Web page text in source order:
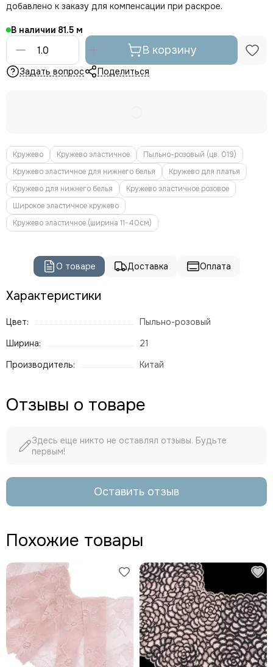
добавлено к заказу для компенсации при раскрое.
В наличии 81.5
В корзину
Задать вопрос Поделиться
Кружево Кружево эластичное
Пыльно-розовый (цв. 019)
Кружево эластичное для нижнего белья
Кружево для платья
Кружево для нижнего белья
Кружево эластичное розовое
Широкое эластичное кружево
Кружево эластичное (ширина 11-40см)
О товаре Доставка Оплата
Характеристики
Цвет:
Пыльно-розовый
Ширина:
21
Производитель:
Китай
Отзывы о товаре
Здесь еще никто не оставлял отзывы. Будьте
первым!
Оставить отзыв
Похожие товары